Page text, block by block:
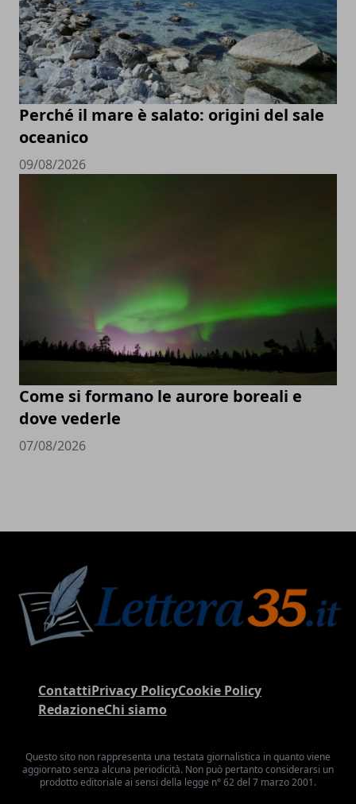
Perché il mare è salato: origini del sale
oceanico
09/08/2026
Come si formano le aurore boreali e
dove vederle
07/08/2026
ContattiPrivacy PolicyCookie Policy
RedazioneChi siamo
Questo sito non rappresenta una testata giornalistica in quanto viene
aggiornato senza alcuna periodicità. Non può pertanto considerarsi un
prodotto editoriale ai sensi della legge n° 62 del 7 marzo 2001.